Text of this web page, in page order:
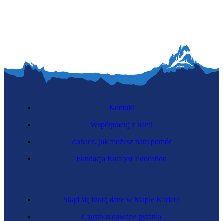
Skąd się biorą dane w Mapie Karier?
Często zadawane pytania
Kontakt
Współpracuj z nami
Zobacz, jak możesz nam pomóc
Fundacja Katalyst Education